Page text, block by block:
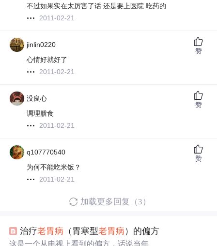
不过如果实在太厉害了话 还是要上医院 吃药的
2011-02-21
jinlin0220
心情好就好了
2011-02-21
赞
没良心
调理膳食
2011-02-21
赞
q107770540
为何不能吃米饭？
2011-02-21
赞
加载更多回复（3）
治疗老胃病 （胃寒型老胃病 ）的偏方
这是一个从电视上看到的偏方，话说当年